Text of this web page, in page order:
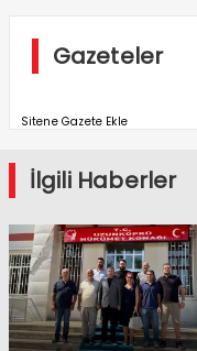
Gazeteler
Sitene Gazete Ekle
İlgili Haberler